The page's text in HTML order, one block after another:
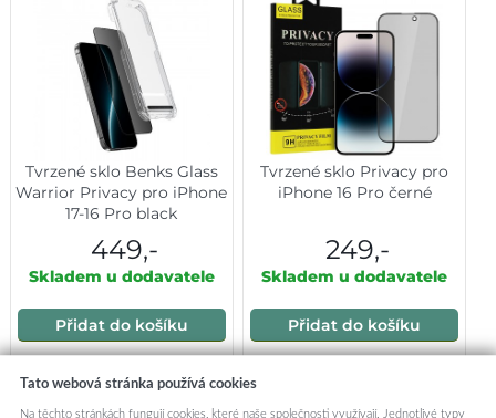
Tvrzené sklo Benks Glass
Warrior Privacy pro iPhone
17-16 Pro black
449,-
Skladem u dodavatele
Přidat do košíku
Tvrzené sklo Privacy pro
iPhone 16 Pro černé
249,-
Skladem u dodavatele
Přidat do košíku
Mohlo by vás zajímat:
Tato webová stránka používá cookies
Na těchto stránkách fungují cookies, které naše společnosti využívají. Jednotlivé typy